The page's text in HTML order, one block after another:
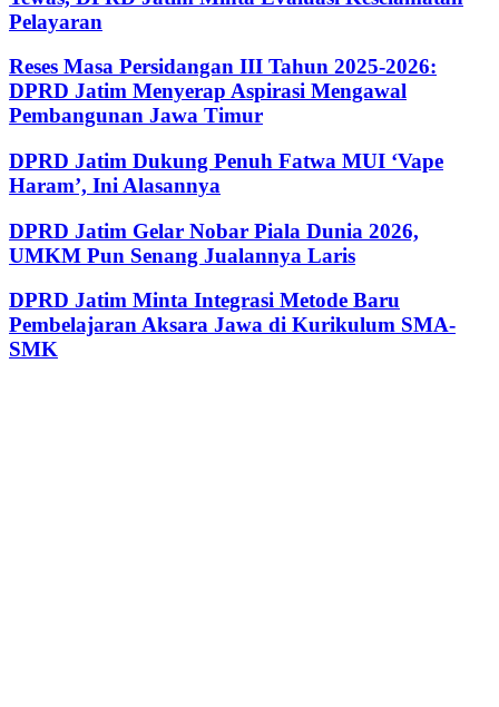
Pelayaran
Reses Masa Persidangan III Tahun 2025-2026:
DPRD Jatim Menyerap Aspirasi Mengawal
Pembangunan Jawa Timur
DPRD Jatim Dukung Penuh Fatwa MUI ‘Vape
Haram’, Ini Alasannya
DPRD Jatim Gelar Nobar Piala Dunia 2026,
UMKM Pun Senang Jualannya Laris
DPRD Jatim Minta Integrasi Metode Baru
Pembelajaran Aksara Jawa di Kurikulum SMA-
SMK